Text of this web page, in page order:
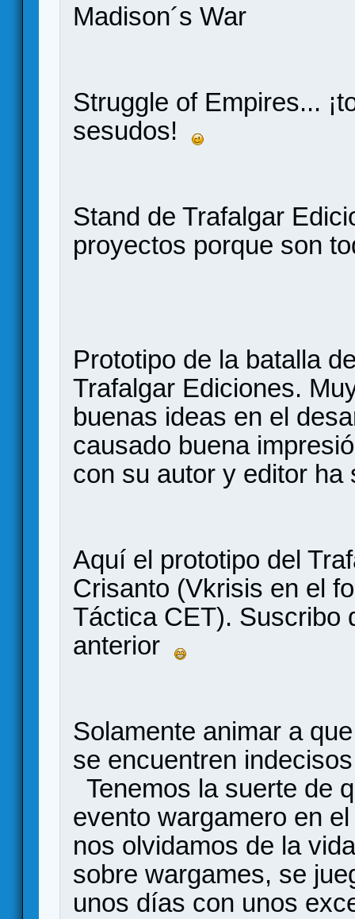
Madison´s War
Struggle of Empires...
sesudos!
Stand de Trafalgar
proyectos porque son
Prototipo de la batalla
Trafalgar Ediciones.
buenas ideas en el
causado buena
con su autor y editor ha
Aquí el prototipo del
Crisanto (Vkrisis en el
Táctica CET). Suscribo
anterior
Solamente animar a
se encuentren
Tenemos la suerte de
evento wargamero en
nos olvidamos de la
sobre wargames, se
unos días con unos